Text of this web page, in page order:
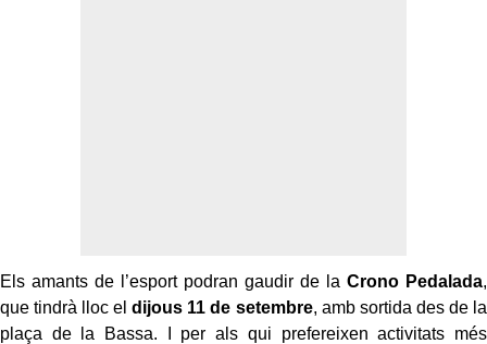
Els amants de l’esport podran gaudir de la Crono Pedalada,
que tindrà lloc eldijous 11 de setembre, amb sortida des de la
plaça de la Bassa. I per als qui prefereixen activitats més